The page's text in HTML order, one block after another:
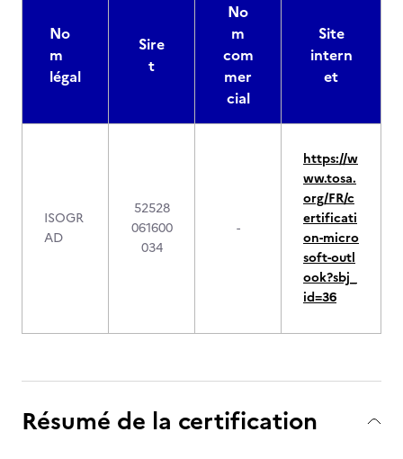
No
m
légal
Sire
t
No
m
com
mer
cial
Site
intern
et
ISOGR
AD
52528
061600
034
-
https://w
ww.tosa.
org/FR/c
ertificati
on-micro
soft-outl
ook?sbj_
id=36
Résumé de la certification